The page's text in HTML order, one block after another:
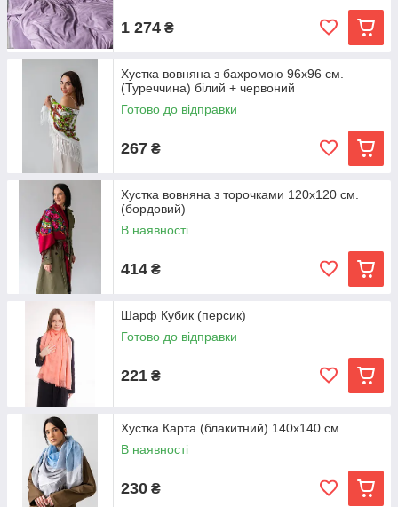
1 274 ₴
Хустка вовняна з бахромою 96х96 см.
(Туреччина) білий + червоний
Готово до відправки
267 ₴
Хустка вовняна з торочками 120х120 см.
(бордовий)
В наявності
414 ₴
Шарф Кубик (персик)
Готово до відправки
221 ₴
Хустка Карта (блакитний) 140х140 см.
В наявності
230 ₴